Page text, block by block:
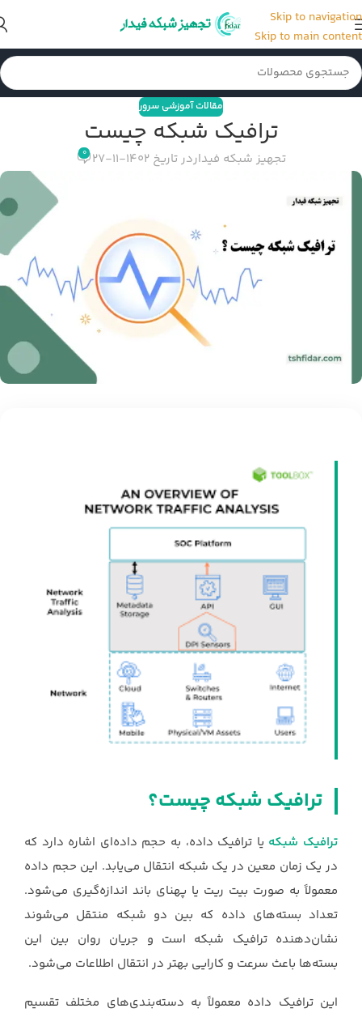
Skip to navigation
Skip to main content
مقالات آموزشی سرور
ترافیک شبکه چیست
تجهیز شبکه فیداردر تاریخ 1402-11-27 0
ترافیک شبکه چیست؟
ترافیک شبکه یا ترافیک داده، به حجم داده‌ای اشاره دارد که
در یک زمان معین در یک شبکه ‏انتقال می‌یابد. این حجم داده
معمولاً به صورت بیت‌ ریت یا پهنای باند اندازه‌گیری می‌شود.
تعداد ‏بسته‌های داده که بین دو شبکه منتقل می‌شوند
نشان‌دهنده ترافیک شبکه است و جریان روان بین این
‏بسته‌ها باعث سرعت و کارایی بهتر در انتقال اطلاعات می‌شود.‏
این ترافیک داده معمولاً به دسته‌بندی‌های مختلف تقسیم